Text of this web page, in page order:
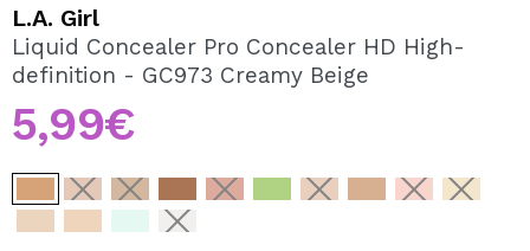
REGISTRIEREN
Durch die Erstellung eines Kontos bei Maquillalia.de
können Sie Ihre Einkäufe schnell tätigen, den Status Ihrer
Bestellungen überprüfen und Ihre bisherigen Vorgänge
einsehen.
BENUTZERKONTO ERSTELLEN
L.A. Girl
Liquid Concealer Pro Concealer HD High-
definition - GC973 Creamy Beige
5,99€